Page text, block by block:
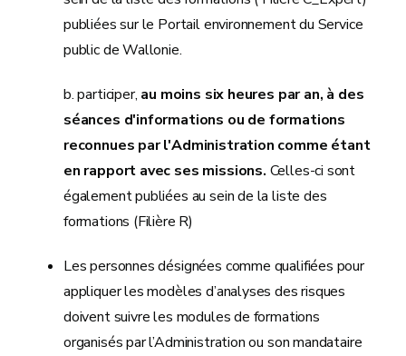
publiées sur le Portail environnement du Service
public de Wallonie.
b. participer, au moins six heures par an, à des
séances d'informations ou de formations
reconnues par l'Administration comme étant
en rapport avec ses missions. Celles-ci sont
également publiées au sein de la liste des
formations (Filière R)
Les personnes désignées comme qualifiées pour
appliquer les modèles d’analyses des risques
doivent suivre les modules de formations
organisés par l’Administration ou son mandataire